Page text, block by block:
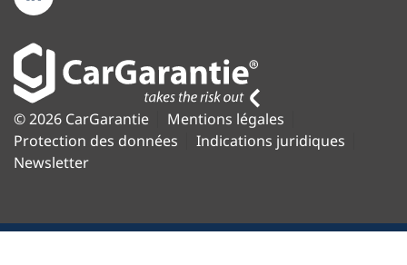
© 2026 CarGarantie
Mentions légales
Protection des données
Indications juridiques
Newsletter